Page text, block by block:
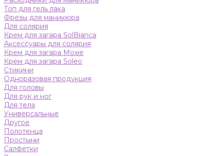
Топ для гель лака
Фрезы для маникюра
Для солярия
Крем для загара SolBianca
Аксессуары для солярия
Крем для загара Moxie
Крем для загара Soleo
Стикини
Одноразовая продукция
Для головы
Для рук и ног
Для тела
Универсальные
Другое
Полотенца
Простыни
Салфетки